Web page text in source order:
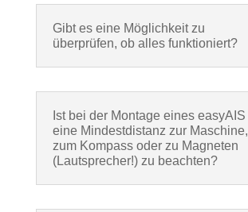
Gibt es eine Möglichkeit zu
überprüfen, ob alles funktioniert?
Ist bei der Montage eines easyAIS
eine Mindestdistanz zur Maschine,
zum Kompass oder zu Magneten
(Lautsprecher!) zu beachten?